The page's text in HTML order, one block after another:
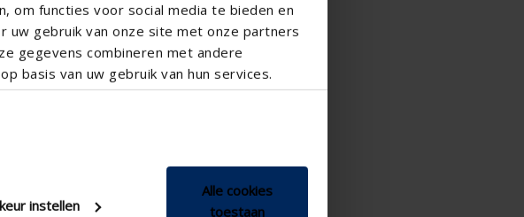
om functies voor social media te bieden en
uw gebruik van onze site met onze partners
gegevens combineren met andere
basis van uw gebruik van hun services.
instellen
Alle cookies
toestaan